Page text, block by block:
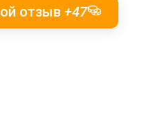
отзыв +47